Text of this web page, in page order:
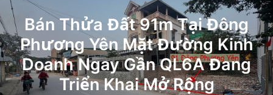
Bán Thửa Đất 91m Tại Đông
Phương Yên Mặt Đường Kinh
Doanh Ngay Gần QL6A Đang
Triển Khai Mở Rộng